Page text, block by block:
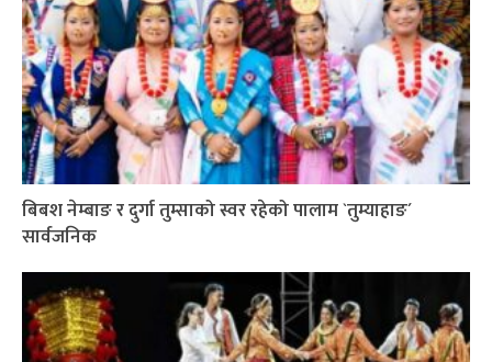
बिबश नेम्बाङ र दुर्गा तुम्साको स्वर रहेको पालाम `तुम्याहाङ´
सार्वजनिक